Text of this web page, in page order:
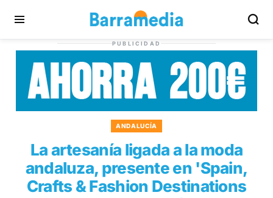
PUBLICIDAD
ANDALUCÍA
La artesanía ligada a la moda
andaluza, presente en 'Spain,
Crafts & Fashion Destinations